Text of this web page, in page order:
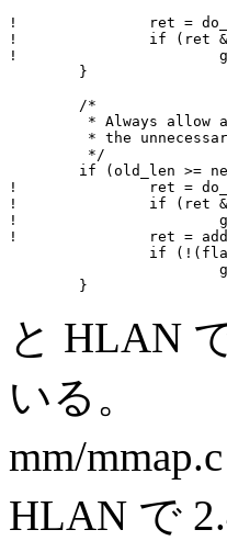
!               ret =
!               if (ret &&
!
        }
        /*
* Always allow
* the
         */
if (old_len >=
!               ret =
!               if (ret &&
!
!               ret =
if
と HLAN
いる。
mm/
HLAN で